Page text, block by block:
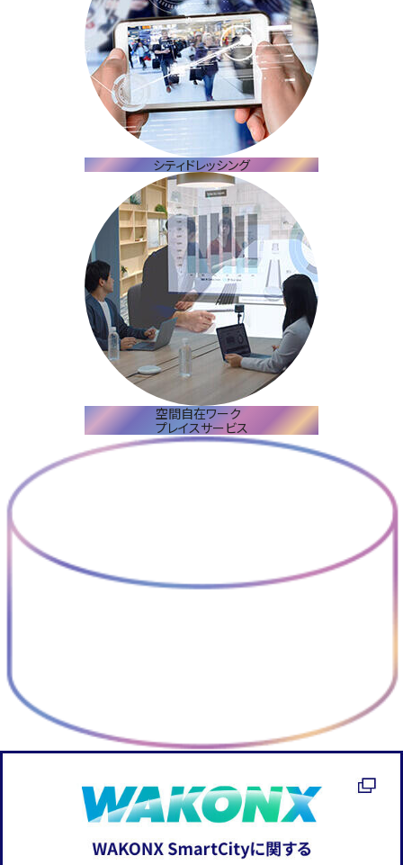
シティドレッシング
空間自在ワーク
プレイスサービス